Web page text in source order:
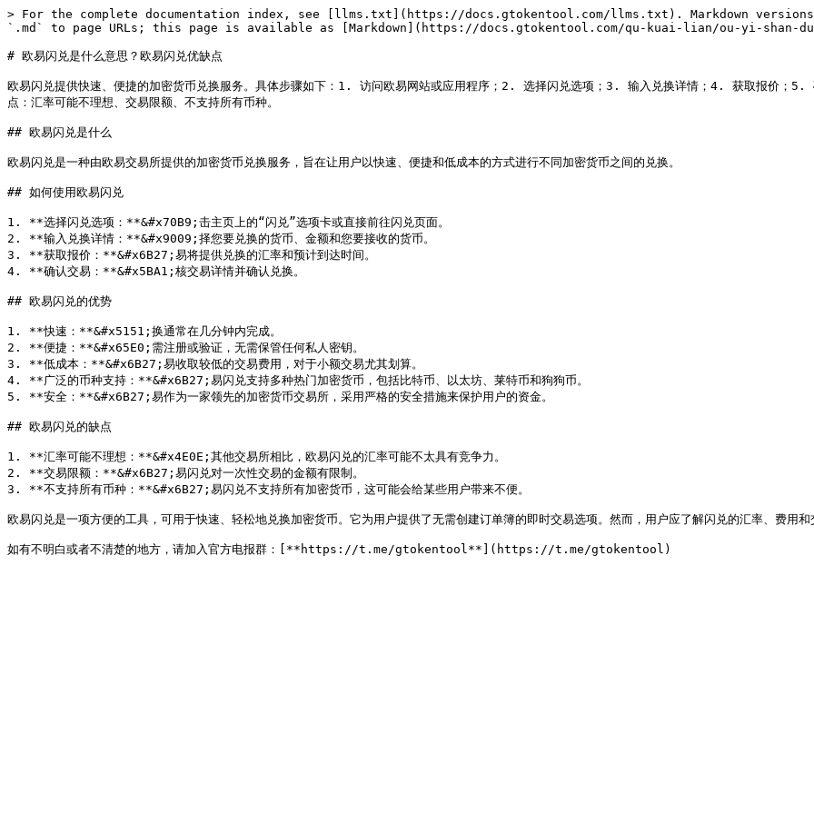
> For the complete documentation index, see [llms.txt](https://docs.gtokentool.com/llms.txt). Markdown
`.md` to page URLs; this page is available as [Markdown](https://docs.gtokentool.com/qu-kuai-lian/ou-yi-shan-
# 欧易闪兑是什么意思？欧易闪兑优缺点
欧易闪兑提供快速、便捷的加密货币兑换服务。具体步骤如下：1. 访问欧易网站或应用程序；2. 选择闪兑选项；3. 输入兑换详情；4. 获取报价；5.
点：汇率可能不理想、交易限额、不支持所有币种。
## 欧易闪兑是什么
欧易闪兑是一种由欧易交易所提供的加密货币兑换服务，旨在让用户以快速、便捷和低成本的方式进行不同加密货币之间的兑换。
## 如何使用欧易闪兑
1. **选择闪兑选项：**&#x70B9;击主页上的“闪兑”选项卡或直接前往闪兑页面。
2. **输入兑换详情：**&#x9009;择您要兑换的货币、金额和您要接收的货币。
3. **获取报价：**&#x6B27;易将提供兑换的汇率和预计到达时间。
4. **确认交易：**&#x5BA1;核交易详情并确认兑换。
## 欧易闪兑的优势
1. **快速：**&#x5151;换通常在几分钟内完成。
2. **便捷：**&#x65E0;需注册或验证，无需保管任何私人密钥。
3. **低成本：**&#x6B27;易收取较低的交易费用，对于小额交易尤其划算。
4. **广泛的币种支持：**&#x6B27;易闪兑支持多种热门加密货币，包括比特币、以太坊、莱特币和狗狗币。
5. **安全：**&#x6B27;易作为一家领先的加密货币交易所，采用严格的安全措施来保护用户的资金。
## 欧易闪兑的缺点
1. **汇率可能不理想：**&#x4E0E;其他交易所相比，欧易闪兑的汇率可能不太具有竞争力。
2. **交易限额：**&#x6B27;易闪兑对一次性交易的金额有限制。
3. **不支持所有币种：**&#x6B27;易闪兑不支持所有加密货币，这可能会给某些用户带来不便。
欧易闪兑是一项方便的工具，可用于快速、轻松地兑换加密货币。它为用户提供了无需创建订单簿的即时交易选项。然而，用户应了解闪兑的汇率、费用和